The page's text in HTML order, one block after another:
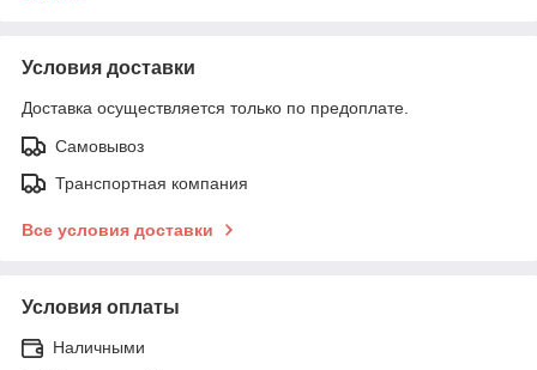
Условия доставки
Доставка осуществляется только по предоплате.
Самовывоз
Транспортная компания
Все условия доставки
Условия оплаты
Наличными